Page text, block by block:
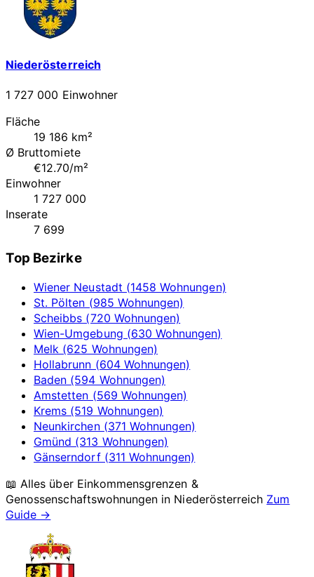
Niederösterreich
1 727 000 Einwohner
Fläche
19 186 km²
Ø Bruttomiete
€12.70/m²
Einwohner
1 727 000
Inserate
7 699
Top Bezirke
Wiener Neustadt (1458 Wohnungen)
St. Pölten (985 Wohnungen)
Scheibbs (720 Wohnungen)
Wien-Umgebung (630 Wohnungen)
Melk (625 Wohnungen)
Hollabrunn (604 Wohnungen)
Baden (594 Wohnungen)
Amstetten (569 Wohnungen)
Krems (519 Wohnungen)
Neunkirchen (371 Wohnungen)
Gmünd (313 Wohnungen)
Gänserndorf (311 Wohnungen)
📖 Alles über Einkommensgrenzen &
Genossenschaftswohnungen in Niederösterreich Zum
Guide →